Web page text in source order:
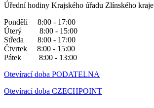
Úřední hodiny Krajského úřadu Zlínského kraje
Pondělí 8:00 - 17:00
Úterý 8:00 - 15:00
Středa 8:00 - 17:00
Čtvrtek 8:00 - 15:00
Pátek 8:00 - 13:00
Otevírací doba PODATELNA
Otevírací doba CZECHPOINT